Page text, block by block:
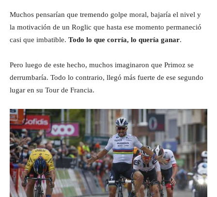
Muchos pensarían que tremendo golpe moral, bajaría el nivel y
la motivación de un Roglic que hasta ese momento permaneció
casi que imbatible. Todo lo que corría, lo quería ganar.
Pero luego de este hecho, muchos imaginaron que Primoz se
derrumbaría. Todo lo contrario, llegó más fuerte de ese segundo
lugar en su Tour de Francia.